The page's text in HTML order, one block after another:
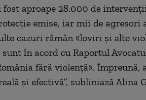
fost aproape 28.000 de
emise, iar mii de agresori
cazuri rămân «loviri și alte
în acord cu Raportul
fără violență».
și efectivă”, subliniază Alina